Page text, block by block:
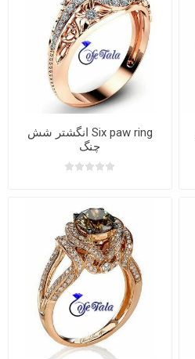
Six paw ring انگشتر شش
چنگ